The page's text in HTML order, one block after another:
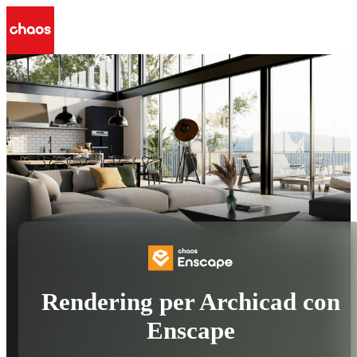
Rendering per Archicad con
Enscape